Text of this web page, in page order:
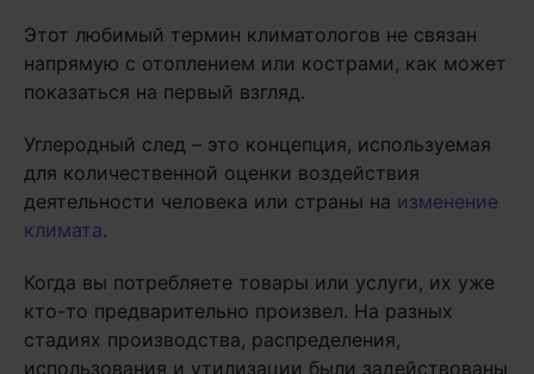
Этот любимый термин климатологов не связан
напрямую с отоплением или кострами, как может
показаться на первый взгляд.
Углеродный след – это концепция, используемая
для количественной оценки воздействия
деятельности человека или страны на изменение
климата.
Когда вы потребляете товары или услуги, их уже
кто-то предварительно произвел. На разных
стадиях производства, распределения,
использования и утилизации были задействованы